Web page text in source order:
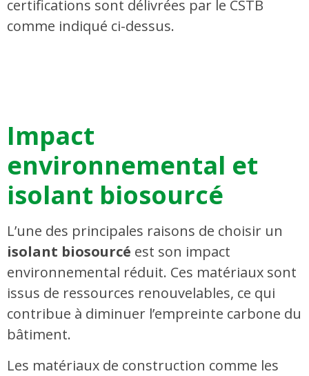
certifications sont délivrées par le CSTB
comme indiqué ci-dessus.
Impact
environnemental et
isolant biosourcé
L’une des principales raisons de choisir un
isolant biosourcé est son impact
environnemental réduit. Ces matériaux sont
issus de ressources renouvelables, ce qui
contribue à diminuer l’empreinte carbone du
bâtiment.
Les matériaux de construction comme les